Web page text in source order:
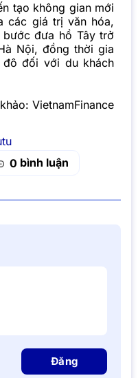
tạo không gian mới
các giá trị văn hóa,
đưa hồ Tây trở
Nội, đồng thời gia
đối với du khách
khảo:VietnamFinance
0 bình luận
Đăng